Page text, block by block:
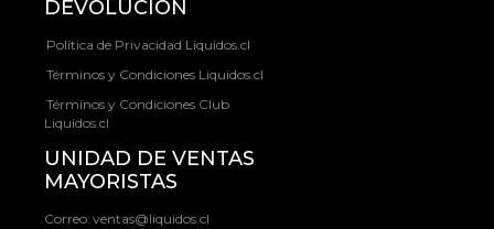
DEVOLUCIÓN
Política de Privacidad Liquidos.cl
Términos y Condiciones Liquidos.cl
Términos y Condiciones Club
Liquidos.cl
UNIDAD DE VENTAS
MAYORISTAS
Correo: ventas@liquidos.cl